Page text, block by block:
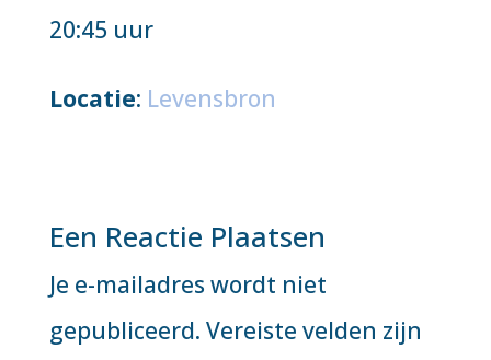
20:45 uur
Locatie: Levensbron
Een Reactie Plaatsen
Je e-mailadres wordt niet
gepubliceerd. Vereiste velden zijn